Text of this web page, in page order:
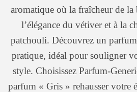
aromatique où la fraîcheur de la
l’élégance du vétiver et à la
patchouli. Découvrez un
pratique, idéal pour souligner
style. Choisissez Parfum-
parfum « Gris » rehausser votre